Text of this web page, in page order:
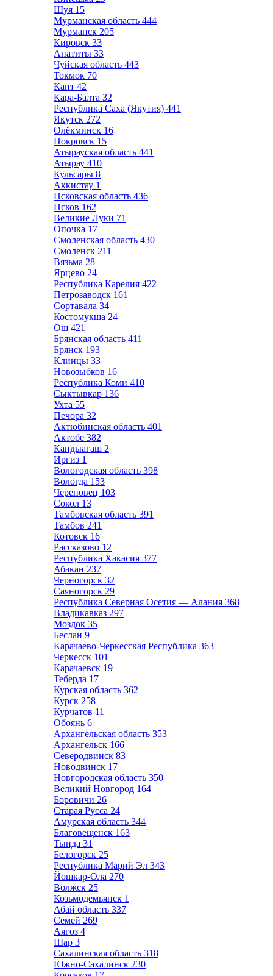
Шуя 15
Мурманская область 444
Мурманск 205
Кировск 33
Апатиты 33
Чуйская область 443
Токмок 70
Кант 42
Кара-Балта 32
Республика Саха (Якутия) 441
Якутск 272
Олёкминск 16
Покровск 15
Атырауская область 441
Атырау 410
Кульсары 8
Аккистау 1
Псковская область 436
Псков 162
Великие Луки 71
Опочка 17
Смоленская область 430
Смоленск 211
Вязьма 28
Ярцево 24
Республика Карелия 422
Петрозаводск 161
Сортавала 34
Костомукша 24
Ош 421
Брянская область 411
Брянск 193
Клинцы 33
Новозыбков 16
Республика Коми 410
Сыктывкар 136
Ухта 55
Печора 32
Актюбинская область 401
Актобе 382
Кандыагаш 2
Иргиз 1
Вологодская область 398
Вологда 153
Череповец 103
Сокол 13
Тамбовская область 391
Тамбов 241
Котовск 16
Рассказово 12
Республика Хакасия 377
Абакан 237
Черногорск 32
Саяногорск 29
Республика Северная Осетия — Алания 368
Владикавказ 297
Моздок 35
Беслан 9
Карачаево-Черкесская Республика 363
Черкесск 101
Карачаевск 19
Теберда 17
Курская область 362
Курск 258
Курчатов 11
Обоянь 6
Архангельская область 353
Архангельск 166
Северодвинск 83
Новодвинск 17
Новгородская область 350
Великий Новгород 164
Боровичи 26
Старая Русса 24
Амурская область 344
Благовещенск 163
Тында 31
Белогорск 25
Республика Марий Эл 343
Йошкар-Ола 270
Волжск 25
Козьмодемьянск 1
Абай область 337
Семей 269
Аягоз 4
Шар 3
Сахалинская область 318
Южно-Сахалинск 230